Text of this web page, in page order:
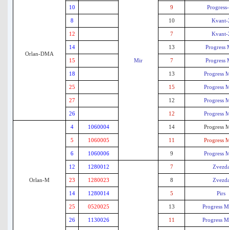
Mir
Orlan-DMA
10 9
8 10 Kvant-
12 7 Kvant-
14 13 Progress
15 7 Progress
18 13 Progress
25 15 Progress
27 12 Progress
26 12 Progress
Orlan-M
4 1060004 14 Progress
5 1060005 11 Progress
6 1060006 9 Progress
12 1280012 7
23 1280023 8
14 1280014 5 Pirs
25 0520025 13 Progress
26 1130026 11 Progress